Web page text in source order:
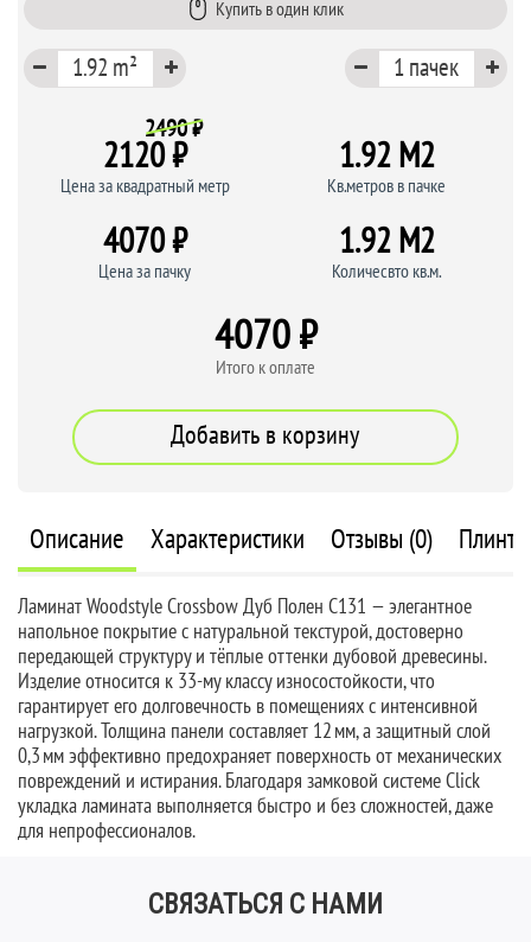
Купить в один клик
2490 ₽
2120 ₽
Цена за квадратный метр
1.92 M2
Кв.метров в пачке
4070 ₽
Цена за пачку
1.92 M2
Количесвто кв.м.
4070 ₽
Итого к оплате
Добавить в корзину
Описание Характеристики Отзывы (0)
Ламинат Woodstyle Crossbow Дуб Полен C131 — элегантное
напольное покрытие с натуральной текстурой, достоверно
передающей структуру и тёплые оттенки дубовой древесины.
Изделие относится к 33‑му классу износостойкости, что
гарантирует его долговечность в помещениях с интенсивной
нагрузкой. Толщина панели составляет 12 мм, а защитный слой
0,3 мм эффективно предохраняет поверхность от механических
повреждений и истирания. Благодаря замковой системе Click
укладка ламината выполняется быстро и без сложностей, даже
для непрофессионалов.
СВЯЗАТЬСЯ С НАМИ